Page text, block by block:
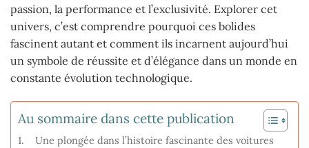
passion, la performance et l’exclusivité. Explorer cet
univers, c’est comprendre pourquoi ces bolides
fascinent autant et comment ils incarnent aujourd’hui
un symbole de réussite et d’élégance dans un monde en
constante évolution technologique.
Au sommaire dans cette publication
Une plongée dans l’histoire fascinante des voitures